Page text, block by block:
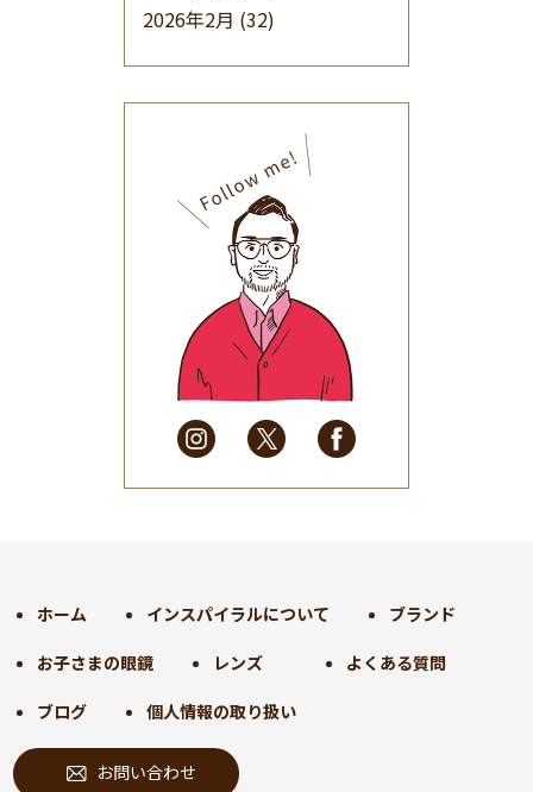
2026年2月 (32)
(32)
2025年9月(30)
2025年8月(31)
2025年7月(37)
2025年6月(48)
2025年5月
(41)
2025年4月
(32)
2025年3月(31)
2025年2月
(28)
2025年1月
(34)
2024年9月(30)
2024年7月(31)
2024年6月(30)
2024年5月
2024年4月 (32)
ホーム インスパイラルについて ブランド
お子さまの眼鏡 レンズ よくある質問
ブログ 個人情報の取り扱い
お問い合わせ